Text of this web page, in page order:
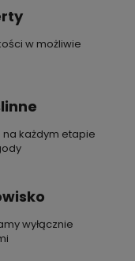
w możliwie
na każdym etapie
wyłącznie